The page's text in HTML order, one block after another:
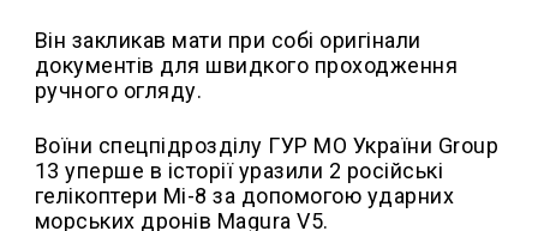
Він закликав мати при собі оригінали
документів для швидкого проходження
ручного огляду.
Воїни спецпідрозділу ГУР МО України Group
13 уперше в історії уразили 2 російські
гелікоптери Мі-8 за допомогою ударних
морських дронів Magura V5.